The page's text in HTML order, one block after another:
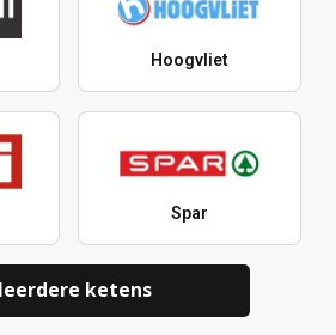
Hoogvliet
Spar
ketens